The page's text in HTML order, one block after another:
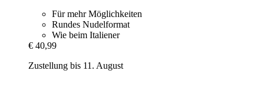
Für mehr Möglichkeiten
Rundes Nudelformat
Wie beim Italiener
€ 40,99
Zustellung bis 11. August